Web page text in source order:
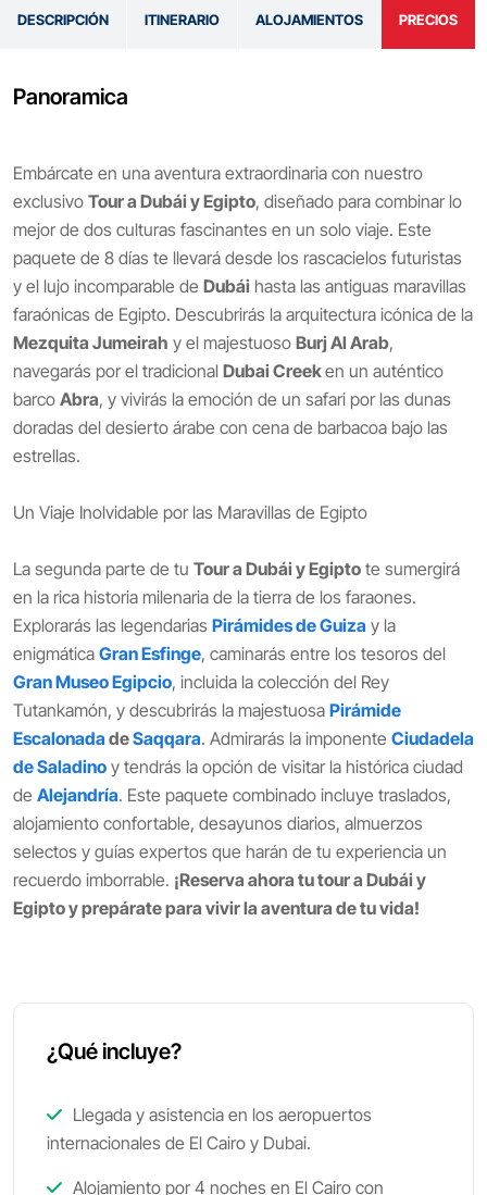
DESCRIPCIÓN ITINERARIO ALOJAMIENTOS PRECIOS
Panoramica
Embárcate en una aventura extraordinaria con nuestro
exclusivo Tour a Dubái y Egipto, diseñado para combinar lo
mejor de dos culturas fascinantes en un solo viaje. Este
paquete de 8 días te llevará desde los rascacielos futuristas
y el lujo incomparable de Dubái hasta las antiguas maravillas
faraónicas de Egipto. Descubrirás la arquitectura icónica de la
Mezquita Jumeirah y el majestuoso Burj Al Arab,
navegarás por el tradicional Dubai Creeken un auténtico
barco Abra, y vivirás la emoción de un safari por las dunas
doradas del desierto árabe con cena de barbacoa bajo las
estrellas.
Un Viaje Inolvidable por las Maravillas de Egipto
La segunda parte de tu Tour a Dubái y Egipto te sumergirá
en la rica historia milenaria de la tierra de los faraones.
Explorarás las legendarias Pirámides de Guiza y la
enigmática Gran Esfinge, caminarás entre los tesoros del
Gran Museo Egipcio, incluida la colección del Rey
Tutankamón, y descubrirás la majestuosa Pirámide
EscalonadadeSaqqara. Admirarás la imponente Ciudadela
de Saladino y tendrás la opción de visitar la histórica ciudad
de Alejandría. Este paquete combinado incluye traslados,
alojamiento confortable, desayunos diarios, almuerzos
selectos y guías expertos que harán de tu experiencia un
recuerdo imborrable. ¡Reserva ahora tu tour a Dubái y
Egipto y prepárate para vivir la aventura de tu vida!
¿Qué incluye?
Llegada y asistencia en los aeropuertos
internacionales de El Cairo y Dubai.
Alojamiento por 4 noches en El Cairo con